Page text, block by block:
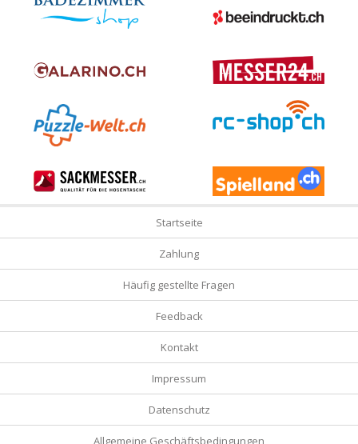
Startseite
Zahlung
Häufig gestellte Fragen
Feedback
Kontakt
Impressum
Datenschutz
Allgemeine Geschäftsbedingungen